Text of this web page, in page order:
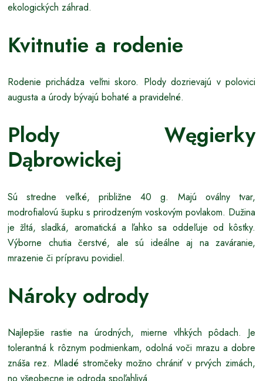
ekologických záhrad.
Kvitnutie a rodenie
Rodenie prichádza veľmi skoro. Plody dozrievajú v polovici
augusta a úrody bývajú bohaté a pravidelné.
Plody Węgierky
Dąbrowickej
Sú stredne veľké, približne 40 g. Majú oválny tvar,
modrofialovú šupku s prirodzeným voskovým povlakom. Dužina
je žltá, sladká, aromatická a ľahko sa oddeľuje od kôstky.
Výborne chutia čerstvé, ale sú ideálne aj na zaváranie,
mrazenie či prípravu povidiel.
Nároky odrody
Najlepšie rastie na úrodných, mierne vlhkých pôdach. Je
tolerantná k rôznym podmienkam, odolná voči mrazu a dobre
znáša rez. Mladé stromčeky možno chrániť v prvých zimách,
no všeobecne je odroda spoľahlivá.